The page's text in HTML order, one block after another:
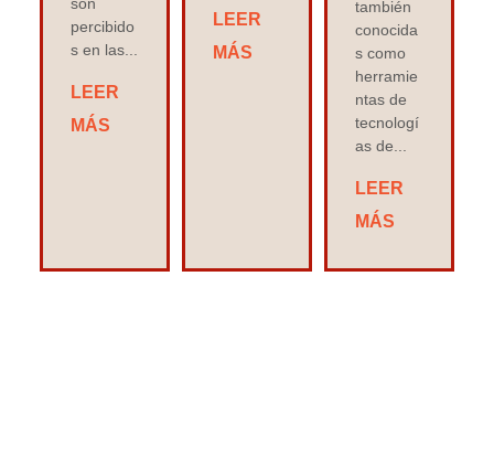
percibido
s en las...
LEER
MÁS
LEER
MÁS
también
conocida
s como
herramie
ntas de
tecnologí
as de...
LEER
MÁS